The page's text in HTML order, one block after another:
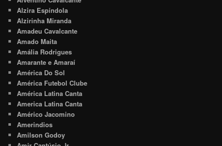
Alzira Espíndola
Alzirinha Miranda
Amadeu Cavalcante
Amado Maita
Amália Rodrigues
Amarante e Amaraí
América Do Sol
América Futebol Clube
América Latina Canta
America Latina Canta
Américo Jacomino
Amerindios
Amilson Godoy